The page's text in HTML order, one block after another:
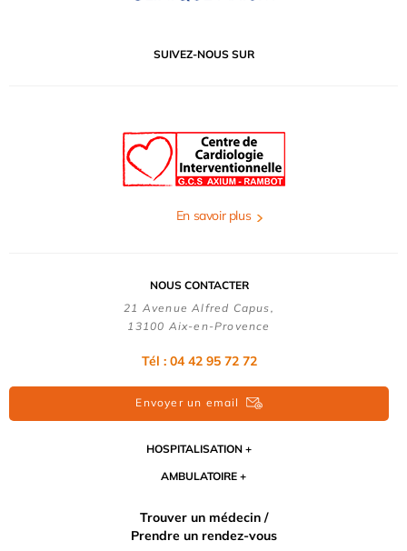
SUIVEZ-NOUS SUR
En savoir plus
NOUS CONTACTER
21 Avenue Alfred Capus,
13100 Aix-en-Provence
Tél : 04 42 95 72 72
Envoyer un email
HOSPITALISATION
AMBULATOIRE
Trouver un médecin /
Prendre un rendez-vous